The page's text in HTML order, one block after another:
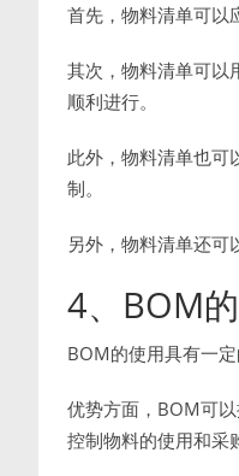
首先，物料清单可以
其次，物料清单可以
顺利进行。
此外，物料清单也可
制。
另外，物料清单还可
4、BOM
BOM的使用具有一定
优势方面，BOM可
控制物料的使用和采